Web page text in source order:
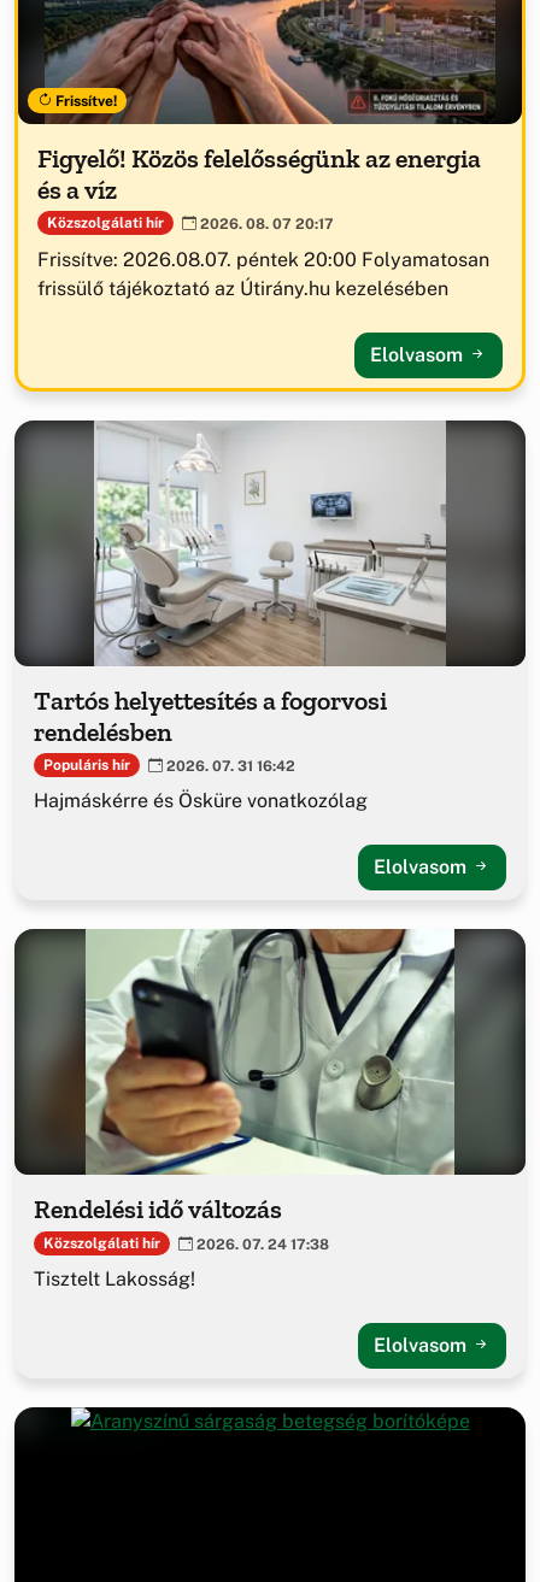
Frissítve!
Figyelő! Közös felelősségünk az energia
és a víz
Közszolgálati hír 2026. 08. 07 20:17
Frissítve: 2026.08.07. péntek 20:00 Folyamatosan
frissülő tájékoztató az Útirány.hu kezelésében
Elolvasom
Tartós helyettesítés a fogorvosi
rendelésben
Populáris hír 2026. 07. 31 16:42
Hajmáskérre és Ösküre vonatkozólag
Elolvasom
Rendelési idő változás
Közszolgálati hír 2026. 07. 24 17:38
Tisztelt Lakosság!
Elolvasom